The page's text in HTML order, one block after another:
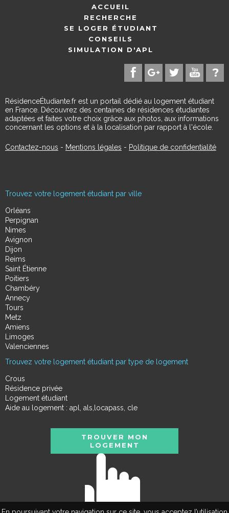
ACCUEIL
RECHERCHE
SE LOGER ÉTUDIANT
CONSEILS
SIMULATION D'APL
RésidenceÉtudiante.fr est un portail dédié au logement étudiant
en France. Découvrez des centaines de résidences étudiantes
adaptées et faites votre choix grâce aux photos, aux informations
concernant les options et à la localisation par rapport à l'école.
Contactez-nous - Mentions légales - Politique de confidentialité
Trouvez votre logement étudiant par ville
Orléans
Perpignan
Nimes
Avignon
Dijon
Reims
Saint Étienne
Poitiers
Chambéry
Annecy
Tours
Metz
Amiens
Limoges
Valenciennes
Trouvez votre logement étudiant par type de logement
Crous
Résidence privée
Logement étudiant
Aide au logement : apl, als,locapass, cle
TROUVER MON
LOGEMENT